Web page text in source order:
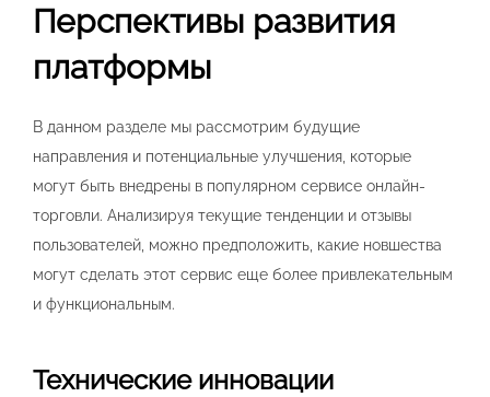
Перспективы развития
платформы
В данном разделе мы рассмотрим будущие
направления и потенциальные улучшения, которые
могут быть внедрены в популярном сервисе онлайн-
торговли. Анализируя текущие тенденции и отзывы
пользователей, можно предположить, какие новшества
могут сделать этот сервис еще более привлекательным
и функциональным.
Технические инновации